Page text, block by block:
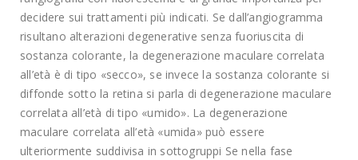
decidere sui trattamenti più indicati. Se dall’angiogramma
risultano alterazioni degenerative senza fuoriuscita di
sostanza colorante, la degenerazione maculare correlata
all’età è di tipo «secco», se invece la sostanza colorante si
diffonde sotto la retina si parla di degenerazione maculare
correlata all’età di tipo «umido». La degenerazione
maculare correlata all’età «umida» può essere
ulteriormente suddivisa in sottogruppi Se nella fase